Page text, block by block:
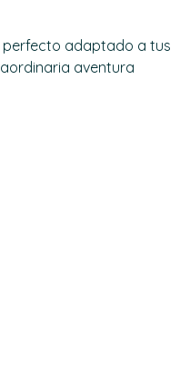
perfecto adaptado a tus
aventura